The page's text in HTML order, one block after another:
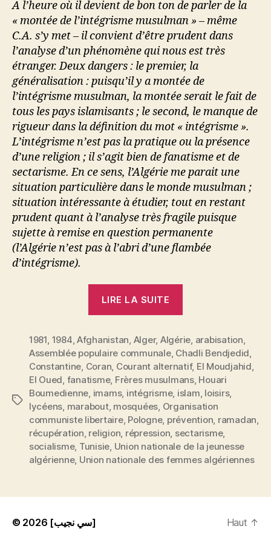
A l’heure où il devient de bon ton de parler de la
« montée de l’intégrisme musulman » – même
C.A. s’y met – il convient d’être prudent dans
l’analyse d’un phénomène qui nous est très
étranger. Deux dangers : le premier, la
généralisation : puisqu’il y a montée de
l’intégrisme musulman, la montée serait le fait de
tous les pays islamisants ; le second, le manque de
rigueur dans la définition du mot « intégrisme ».
L’intégrisme n’est pas la pratique ou la présence
d’une religion ; il s’agit bien de fanatisme et de
sectarisme. En ce sens, l’Algérie me parait une
situation particulière dans le monde musulman ;
situation intéressante à étudier, tout en restant
prudent quant à l’analyse très fragile puisque
sujette à remise en question permanente
(l’Algérie n’est pas à l’abri d’une flambée
d’intégrisme).
LIRE LA SUITE
étatique,
un
difficile
équilibre
:
l’Algérie »
Étiquettes
1981, 1984, Afghanistan, Alger, Algérie, arabisation,
Assemblée populaire communale, Chadli Bendjedid,
Constantine, Coran, Courant alternatif, El Moudjahid,
El Oued, fanatisme, Frères musulmans, Houari
Boumedienne, imams, intégrisme, islam, loisirs,
lycéens, marabout, mosquées, Organisation
communiste libertaire, Pologne, prévention, ramadan,
récupération, religion, répression, sectarisme,
socialisme, Tunisie, Union nationale de la jeunesse
algérienne, Union nationale des femmes algériennes
© 2026 [سي نجيب] Haut ↑